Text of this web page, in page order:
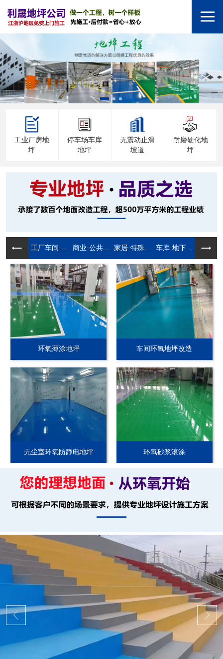
工业厂房地
坪
停车场车库
地坪
无震动止滑
坡道
耐磨硬化地
坪
工厂车间·... 商业·公共... 家居·特殊... 车库·地下...
环氧薄涂地坪 车间环氧地坪改造
无尘室环氧防静电地坪 环氧砂浆滚涂